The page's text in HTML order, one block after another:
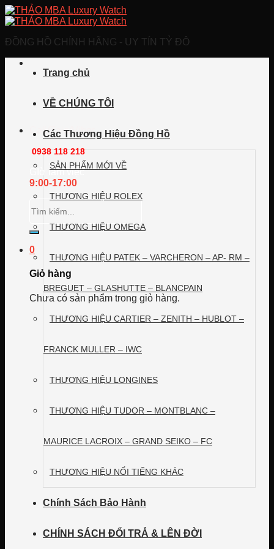
Skip
to
ĐỒNG HỒ CHÍNH HÃNG - UY TÍN TỶ ĐÔ
Call/Zalo/Viber
0938 118 218
GIờ làm việc
9:00-17:00
kiếm:
0
Giỏ hàng
Chưa có sản phẩm trong giỏ hàng.
Trang chủ
VỀ CHÚNG TÔI
Các Thương Hiệu Đồng Hồ
SẢN PHẨM MỚI VỀ
THƯƠNG HIỆU ROLEX
THƯƠNG HIỆU OMEGA
THƯƠNG HIỆU PATEK – VARCHERON – AP- RM –
BREGUET – GLASHUTTE – BLANCPAIN
THƯƠNG HIỆU CARTIER – ZENITH – HUBLOT –
FRANCK MULLER – IWC
THƯƠNG HIỆU LONGINES
THƯƠNG HIỆU TUDOR – MONTBLANC –
MAURICE LACROIX – GRAND SEIKO – FC
THƯƠNG HIỆU NỔI TIẾNG KHÁC
Chính Sách Bảo Hành
CHÍNH SÁCH ĐỔI TRẢ & LÊN ĐỜI